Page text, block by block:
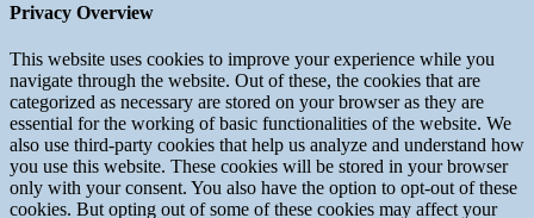
Privacy Overview
This website uses cookies to improve your experience while you
navigate through the website. Out of these, the cookies that are
categorized as necessary are stored on your browser as they are
essential for the working of basic functionalities of the website. We
also use third-party cookies that help us analyze and understand how
you use this website. These cookies will be stored in your browser
only with your consent. You also have the option to opt-out of these
cookies. But opting out of some of these cookies may affect your